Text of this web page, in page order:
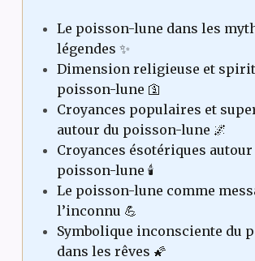
Le poisson-lune dans les
légendes ✨
Dimension religieuse et
poisson-lune 🛐
Croyances populaires et
autour du poisson-lune 🌌
Croyances ésotériques autour
poisson-lune 🕯️
Le poisson-lune comme
l’inconnu 💪
Symbolique inconsciente du
dans les rêves 🌠